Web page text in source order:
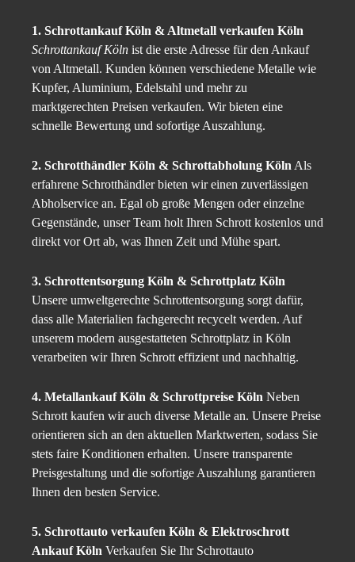
1. Schrottankauf Köln & Altmetall verkaufen Köln
Schrottankauf Köln ist die erste Adresse für den Ankauf
von Altmetall. Kunden können verschiedene Metalle wie
Kupfer, Aluminium, Edelstahl und mehr zu
marktgerechten Preisen verkaufen. Wir bieten eine
schnelle Bewertung und sofortige Auszahlung.
2. Schrotthändler Köln & Schrottabholung Köln Als
erfahrene Schrotthändler bieten wir einen zuverlässigen
Abholservice an. Egal ob große Mengen oder einzelne
Gegenstände, unser Team holt Ihren Schrott kostenlos und
direkt vor Ort ab, was Ihnen Zeit und Mühe spart.
3. Schrottentsorgung Köln & Schrottplatz Köln
Unsere umweltgerechte Schrottentsorgung sorgt dafür,
dass alle Materialien fachgerecht recycelt werden. Auf
unserem modern ausgestatteten Schrottplatz in Köln
verarbeiten wir Ihren Schrott effizient und nachhaltig.
4. Metallankauf Köln & Schrottpreise Köln Neben
Schrott kaufen wir auch diverse Metalle an. Unsere Preise
orientieren sich an den aktuellen Marktwerten, sodass Sie
stets faire Konditionen erhalten. Unsere transparente
Preisgestaltung und die sofortige Auszahlung garantieren
Ihnen den besten Service.
5. Schrottauto verkaufen Köln & Elektroschrott
Ankauf Köln Verkaufen Sie Ihr Schrottauto